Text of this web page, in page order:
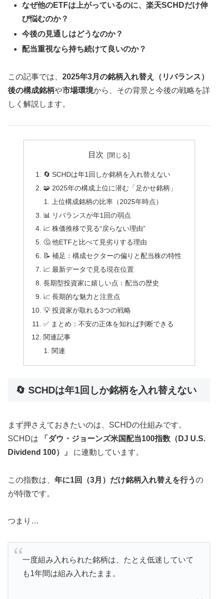
なぜ他のETFは上がっているのに、楽天SCHDだけ伸
び悩むのか？
今後の見通しはどうなのか？
配当重視なら持ち続けて良いのか？
この記事では、 2025年3月の銘柄入れ替え（リバランス）
後の構成銘柄や市場環境から、その背景と今後の戦略を詳
しく解説します。
目次
🔄 SCHDは年1回しか銘柄を入れ替えない
🧩 2025年の構成上位に潜む「足かせ銘柄」
上位構成銘柄の比率（2025年時点）
📊 リバランスが年1回の弱点
📈 株価推移で見る“戻らない理由”
🤔 他ETFと比べて見劣りする理由
📝 補足：構成セクターの偏りと配当株の特性
📈 最新データで見る現在位置
長期型投資家に嬉しい点：配当の歴史
📈 長期的な魅力と注意点
💡 投資家が取れる3つの戦略
✅ まとめ：不安の正体を知れば判断できる
関連記事
関連
🔄 SCHDは年1回しか銘柄を入れ替えない
まず押さえておきたいのは、SCHDの仕組みです。
SCHDは
「ダウ・ジョーンズ米国配当100指数（DJ U.S.
Dividend 100）」
に連動しています。
この指数は、 年に1回（3月）だけ銘柄入れ替えを行うの
が特徴です。
つまり…
一度組み入れられた銘柄は、たとえ低迷していて
も1年間は組み入れたまま。